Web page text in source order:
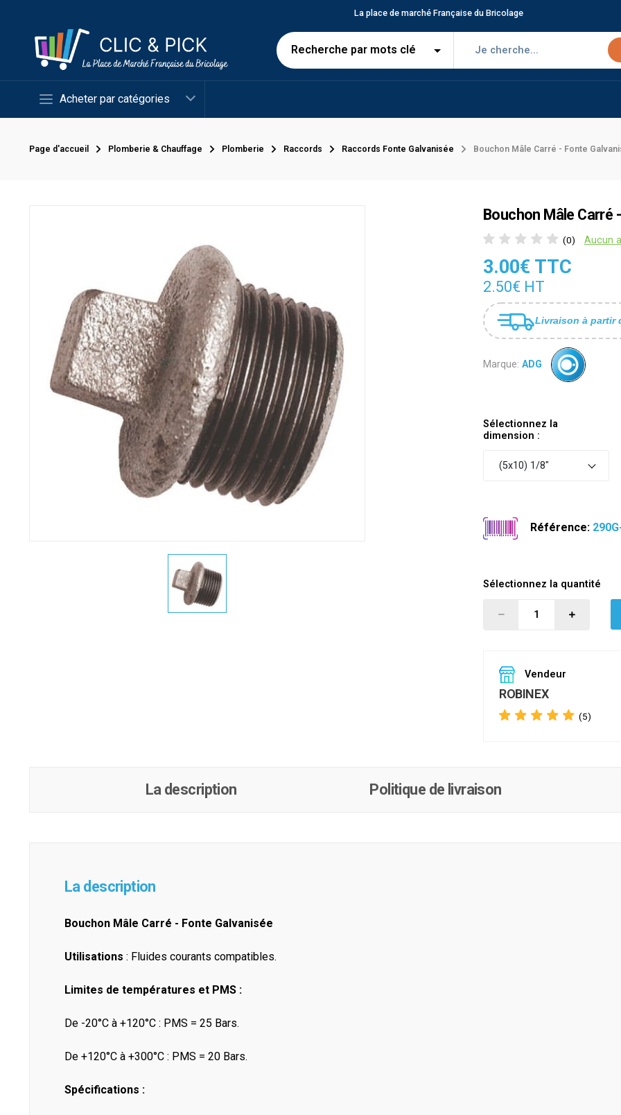
La place de marché Française du Bricolage
Acheter par catégories
Page d'accueil Plomberie & Chauffage Plomberie Raccords Raccords Fonte Galvanisée Bouchon Mâle Carré - Fonte
Bouchon Mâle Carré
(0) Aucun
3.00€ TTC
2.50€ HT
Livraison à partir
Marque: ADG
Sélectionnez la
dimension :
(5x10) 1/8"
Référence:
Sélectionnez la quantité
Vendeur
ROBINEX
(5)
La description Politique de livraison
La description
Bouchon Mâle Carré - Fonte Galvanisée
Utilisations : Fluides courants compatibles.
Limites de températures et PMS :
De -20°C à +120°C : PMS = 25 Bars.
De +120°C à +300°C : PMS = 20 Bars.
Spécifications :